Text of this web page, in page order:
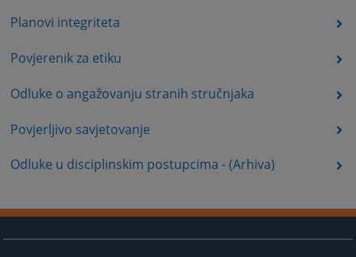
Planovi integriteta
Povjerenik za etiku
Odluke o angažovanju stranih stručnjaka
Povjerljivo savjetovanje
Odluke u disciplinskim postupcima - (Arhiva)